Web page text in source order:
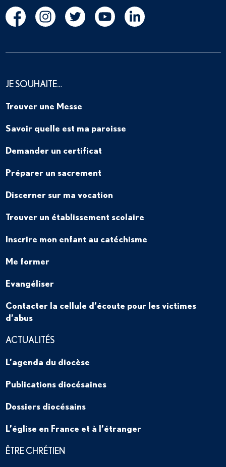
JE SOUHAITE…
Trouver une Messe
Savoir quelle est ma paroisse
Demander un certificat
Préparer un sacrement
Discerner sur ma vocation
Trouver un établissement scolaire
Inscrire mon enfant au catéchisme
Me former
Evangéliser
Contacter la cellule d’écoute pour les victimes
d’abus
ACTUALITÉS
L’agenda du diocèse
Publications diocésaines
Dossiers diocésains
L’église en France et à l’étranger
ÊTRE CHRÉTIEN